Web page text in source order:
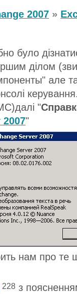
2007 »
було
ділом
але
"
2007"
нам про те
228 з